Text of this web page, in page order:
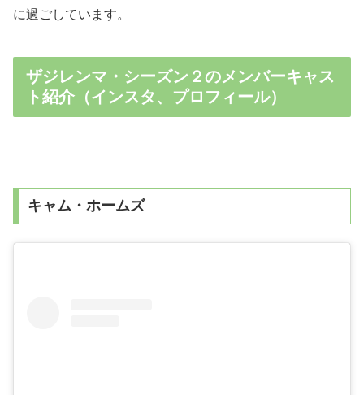
に過ごしています。
ザジレンマ・シーズン２のメンバーキャス
ト紹介（インスタ、プロフィール）
キャム・ホームズ